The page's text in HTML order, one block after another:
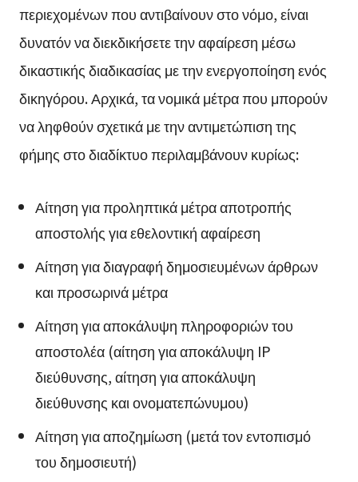
περιεχομένων που αντιβαίνουν στο νόμο, είναι
δυνατόν να διεκδικήσετε την αφαίρεση μέσω
δικαστικής διαδικασίας με την ενεργοποίηση ενός
δικηγόρου. Αρχικά, τα νομικά μέτρα που μπορούν
να ληφθούν σχετικά με την αντιμετώπιση της
φήμης στο διαδίκτυο περιλαμβάνουν κυρίως:
Αίτηση για προληπτικά μέτρα αποτροπής
αποστολής για εθελοντική αφαίρεση
Αίτηση για διαγραφή δημοσιευμένων άρθρων
και προσωρινά μέτρα
Αίτηση για αποκάλυψη πληροφοριών του
αποστολέα (αίτηση για αποκάλυψη IP
διεύθυνσης, αίτηση για αποκάλυψη
διεύθυνσης και ονοματεπώνυμου)
Αίτηση για αποζημίωση (μετά τον εντοπισμό
του δημοσιευτή)